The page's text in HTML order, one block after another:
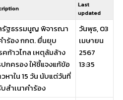
Last
updated
รัฐธรรมนูญ พิจารณา
ำร้อง กกต. ยื่นยุบ
ก้าวไกล เหตุล้มล้าง
กครอง ให้ชี้แจงแก้ข้อ
หาใน 15 วัน นับแต่วันที่
สำเนาคำร้อง
วันพุธ, 03
เมษายน
2567
13:35